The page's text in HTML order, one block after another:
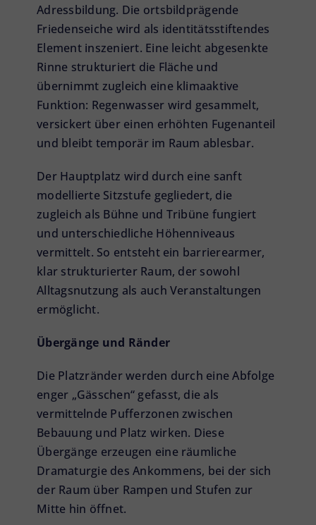
Adressbildung. Die ortsbildprägende
Friedenseiche wird als identitätsstiftendes
Element inszeniert. Eine leicht abgesenkte
Rinne strukturiert die Fläche und
übernimmt zugleich eine klimaaktive
Funktion: Regenwasser wird gesammelt,
versickert über einen erhöhten Fugenanteil
und bleibt temporär im Raum ablesbar.
Der Hauptplatz wird durch eine sanft
modellierte Sitzstufe gegliedert, die
zugleich als Bühne und Tribüne fungiert
und unterschiedliche Höhenniveaus
vermittelt. So entsteht ein barrierearmer,
klar strukturierter Raum, der sowohl
Alltagsnutzung als auch Veranstaltungen
ermöglicht.
Übergänge und Ränder
Die Platzränder werden durch eine Abfolge
enger „Gässchen“ gefasst, die als
vermittelnde Pufferzonen zwischen
Bebauung und Platz wirken. Diese
Übergänge erzeugen eine räumliche
Dramaturgie des Ankommens, bei der sich
der Raum über Rampen und Stufen zur
Mitte hin öffnet.